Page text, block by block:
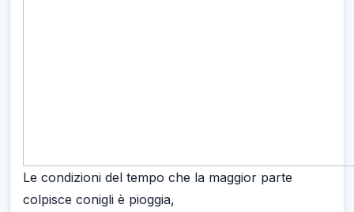
Le condizioni del tempo che la maggior parte
colpisce conigli è pioggia,